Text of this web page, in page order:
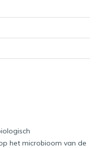
het microbioom van de